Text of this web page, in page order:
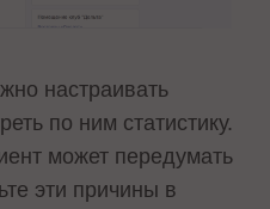
настраивать
по ним статистику.
может передумать
эти причины в